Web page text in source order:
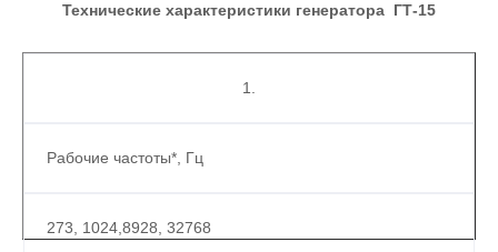
Технические характеристики генератора ГТ-15
1.
Рабочие частоты*, Гц
273, 1024,8928, 32768